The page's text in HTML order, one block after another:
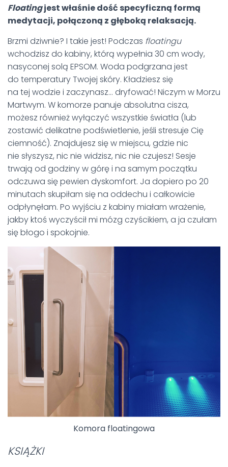
Floatingjest właśnie dość specyficzną formą
medytacji, połączoną z głęboką relaksacją.
Brzmi dziwnie? I takie jest! Podczas floatingu
wchodzisz do kabiny, którą wypełnia 30 cm wody,
nasyconej solą EPSOM. Woda podgrzana jest
do temperatury Twojej skóry. Kładziesz się
na tej wodzie i zaczynasz… dryfować! Niczym w Morzu
Martwym. W komorze panuje absolutna cisza,
możesz również wyłączyć wszystkie światła (lub
zostawić delikatne podświetlenie, jeśli stresuje Cię
ciemność). Znajdujesz się w miejscu, gdzie nic
nie słyszysz, nic nie widzisz, nic nie czujesz! Sesje
trwają od godziny w górę i na samym początku
odczuwa się pewien dyskomfort. Ja dopiero po 20
minutach skupiłam się na oddechu i całkowicie
odpłynęłam. Po wyjściu z kabiny miałam wrażenie,
jakby ktoś wyczyścił mi mózg czyścikiem, a ja czułam
się błogo i spokojnie.
Komora floatingowa
KSIĄŻKI